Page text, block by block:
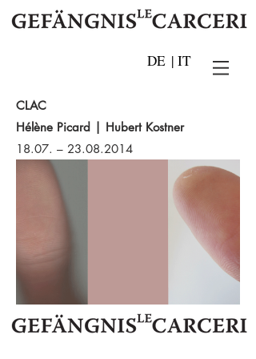
DE | IT
CLAC
Hélène Picard | Hubert Kostner
18.07. – 23.08.2014